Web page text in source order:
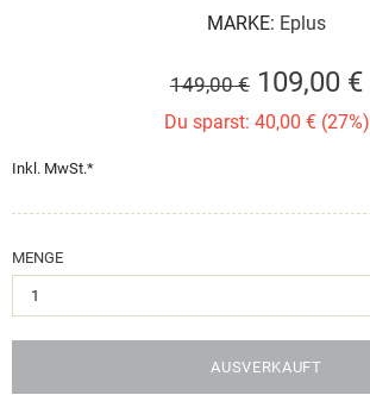
MARKE: Eplus
149,00 € 109,00 €
Du sparst: 40,00 € (27%)
Inkl. MwSt.*
MENGE
AUSVERKAUFT